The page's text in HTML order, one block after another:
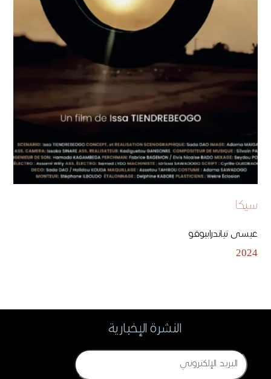
سيكا
عيسى تياندرابيوقو
2024
النشرة الإخبارية
Email